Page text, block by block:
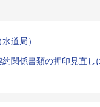
道局）
約関係書類の押印見直し